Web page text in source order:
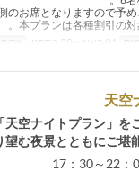
天空
空ナイトプラン」をご
む夜景とともにご堪能